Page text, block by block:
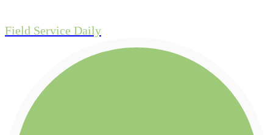
Field Service Daily